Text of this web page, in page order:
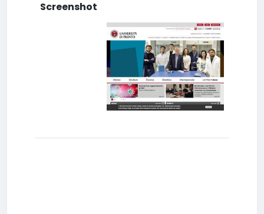
Screenshot